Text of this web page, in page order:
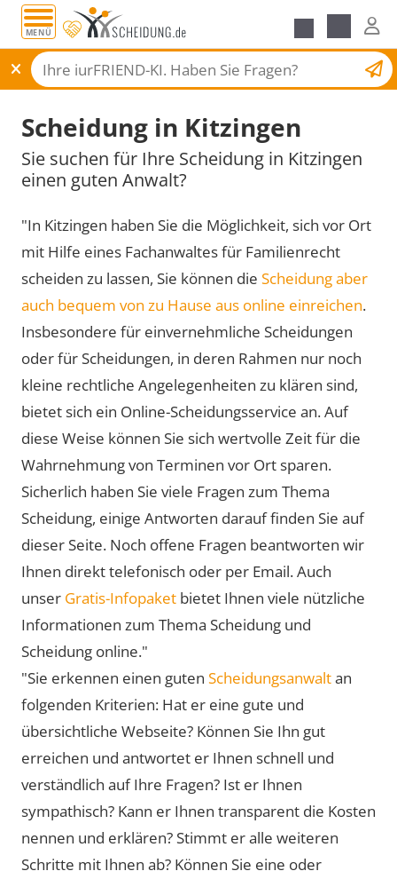
MENÜ
Scheidungsantrag
Scheidung in Kitzingen
Sie suchen für Ihre Scheidung in Kitzingen
einen guten Anwalt?
"In Kitzingen haben Sie die Möglichkeit, sich vor Ort
mit Hilfe eines Fachanwaltes für Familienrecht
scheiden zu lassen, Sie können die Scheidung aber
auch bequem von zu Hause aus online einreichen.
Insbesondere für einvernehmliche Scheidungen
oder für Scheidungen, in deren Rahmen nur noch
kleine rechtliche Angelegenheiten zu klären sind,
bietet sich ein Online-Scheidungsservice an. Auf
diese Weise können Sie sich wertvolle Zeit für die
Wahrnehmung von Terminen vor Ort sparen.
Sicherlich haben Sie viele Fragen zum Thema
Scheidung, einige Antworten darauf finden Sie auf
dieser Seite. Noch offene Fragen beantworten wir
Ihnen direkt telefonisch oder per Email. Auch
unser Gratis-Infopaket bietet Ihnen viele nützliche
Informationen zum Thema Scheidung und
Scheidung online."
"Sie erkennen einen guten Scheidungsanwaltan
folgenden Kriterien: Hat er eine gute und
übersichtliche Webseite? Können Sie Ihn gut
erreichen und antwortet er Ihnen schnell und
verständlich auf Ihre Fragen? Ist er Ihnen
sympathisch? Kann er Ihnen transparent die Kosten
nennen und erklären? Stimmt er alle weiteren
Schritte mit Ihnen ab? Können Sie eine oder